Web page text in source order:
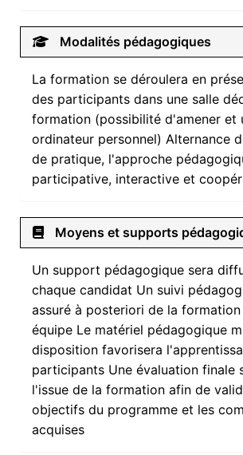
Modalités pédagogiques
La formation se déroulera en
des participants dans une salle
formation (possibilité d'amener et
ordinateur personnel) Alternance
de pratique, l'approche
participative, interactive et
Moyens et supports
Un support pédagogique sera
chaque candidat Un suivi
assuré à posteriori de la
équipe Le matériel pédagogique
disposition favorisera
participants Une évaluation finale
l'issue de la formation afin de
objectifs du programme et les
acquises